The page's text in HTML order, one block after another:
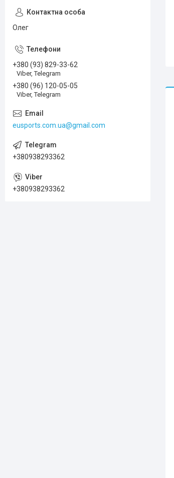
Олег
+380 (93) 829-33-62
Viber, Telegram
+380 (96) 120-05-05
Viber, Telegram
eusports.com.ua@gmail.com
+380938293362
+380938293362